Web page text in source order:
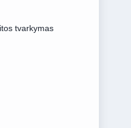
tvarkymas